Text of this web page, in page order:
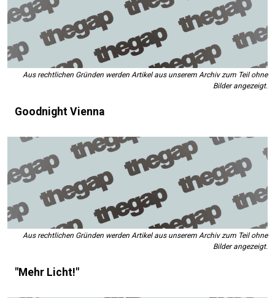
Aus rechtlichen Gründen werden Artikel aus unserem Archiv zum Teil ohne
Bilder angezeigt.
Goodnight Vienna
Aus rechtlichen Gründen werden Artikel aus unserem Archiv zum Teil ohne
Bilder angezeigt.
"Mehr Licht!"